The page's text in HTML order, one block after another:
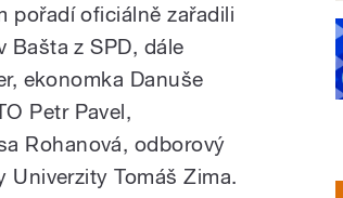
pořadí oficiálně zařadili
Bašta z SPD, dále
ekonomka Danuše
Petr Pavel,
Rohanová, odborový
Univerzity Tomáš Zima.